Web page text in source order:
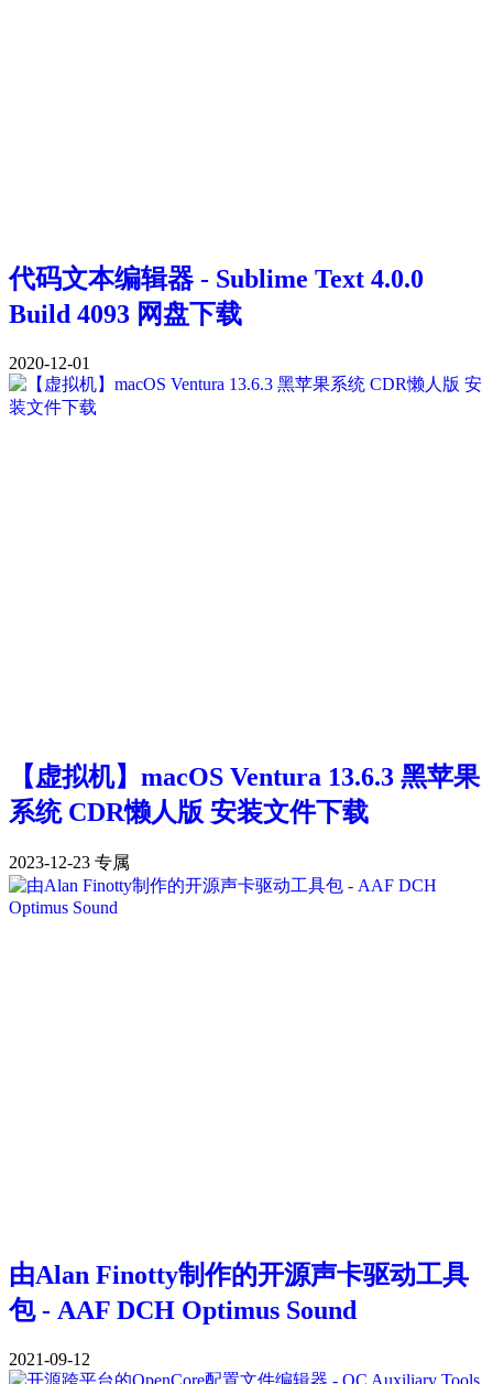
代码文本编辑器 - Sublime Text 4.0.0
Build 4093 网盘下载
2020-12-01
【虚拟机】macOS Ventura 13.6.3 黑苹果
系统 CDR懒人版 安装文件下载
2023-12-23 专属
由Alan Finotty制作的开源声卡驱动工具
包 - AAF DCH Optimus Sound
2021-09-12